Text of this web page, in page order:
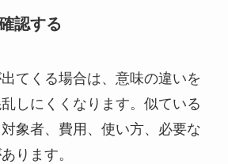
認する
てくる場合は、意味の違いを
しにくくなります。似ている
象者、費用、使い方、必要な
ります。